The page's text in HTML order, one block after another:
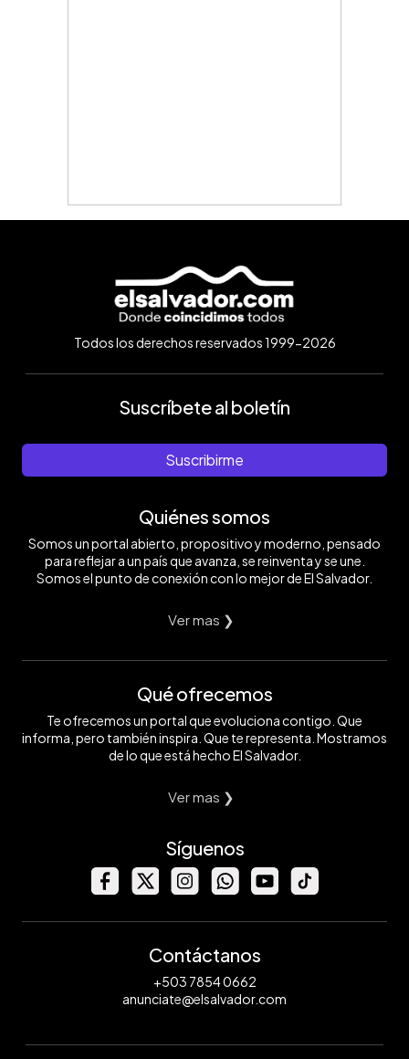
Todos los derechos reservados 1999-2026
Suscríbete al boletín
Suscribirme
Quiénes somos
Somos un portal abierto, propositivo y moderno, pensado
para reflejar a un país que avanza, se reinventa y se une.
Somos el punto de conexión con lo mejor de El Salvador.
Ver mas ❯
Qué ofrecemos
Te ofrecemos un portal que evoluciona contigo. Que
informa, pero también inspira. Que te representa. Mostramos
de lo que está hecho El Salvador.
Ver mas ❯
Síguenos
Contáctanos
+503 7854 0662
anunciate@elsalvador.com